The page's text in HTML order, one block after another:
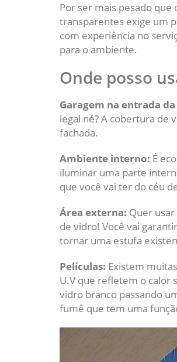
Por ser mais pesado
transparentes exige um
com experiência no
para o ambiente.
Onde posso
Garagem na entrada da
legal né? A cobertura de
fachada.
Ambiente interno: É
iluminar uma parte
que você vai ter do céu
Área externa: Quer
de vidro! Você vai
tornar uma estufa
Películas: Existem
U.V que refletem o calor
vidro branco passando
fumê que tem uma